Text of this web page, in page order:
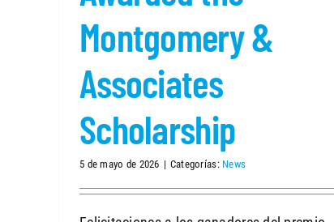
Montgomery &
Associates
Scholarship
5 de mayo de 2026 | Categorías: News